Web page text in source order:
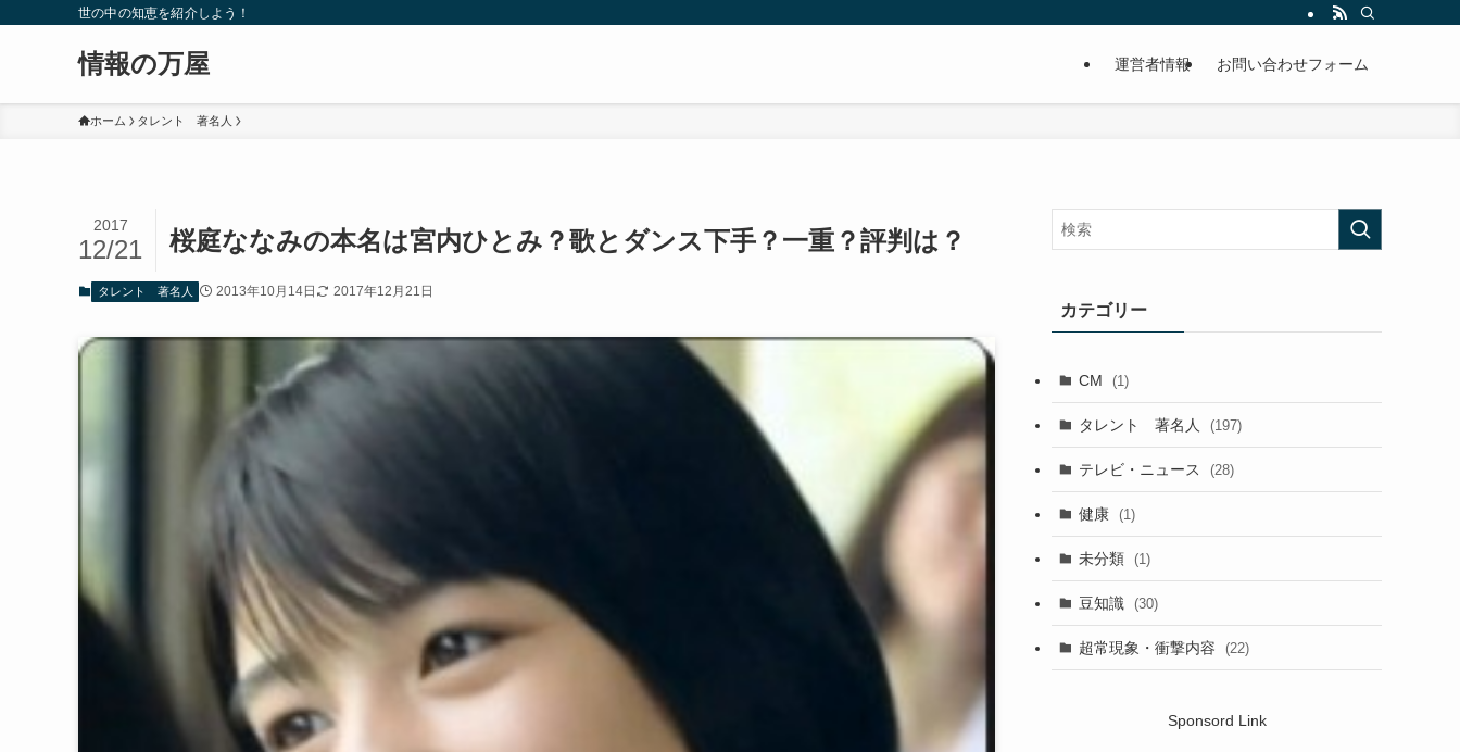
世の中の知恵を紹介しよう！
情報の万屋 運営者情報 お問い合わせフォーム
ホーム タレント 著名人
桜庭ななみの本名は宮内ひとみ？歌とダンス下手？一重？評判は？
2017
12/21
タレント 著名人 2013年10月14日 2017年12月21日
カテゴリー
CM (1)
タレント 著名人 (197)
テレビ・ニュース (28)
健康 (1)
未分類 (1)
豆知識 (30)
超常現象・衝撃内容 (22)
Sponsord Link